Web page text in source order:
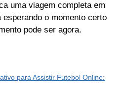
uma viagem completa em
o momento certo
pode ser agora.
para Assistir Futebol Online: